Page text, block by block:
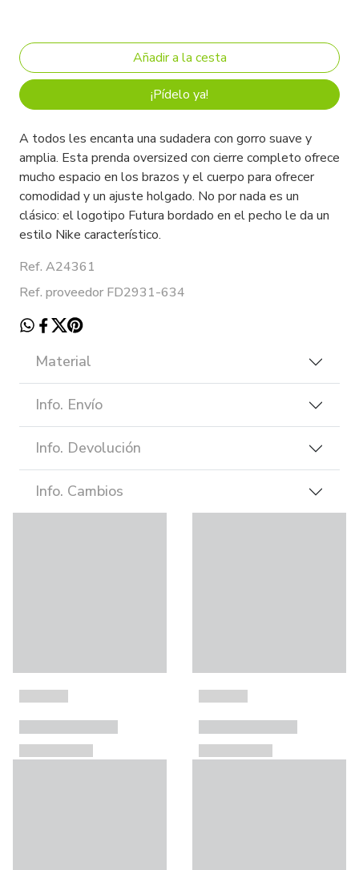
¡Pídelo ya!
A todos les encanta una sudadera con gorro suave y
amplia. Esta prenda oversized con cierre completo ofrece
mucho espacio en los brazos y el cuerpo para ofrecer
comodidad y un ajuste holgado. No por nada es un
clásico: el logotipo Futura bordado en el pecho le da un
estilo Nike característico.
Ref. A24361
Ref. proveedor FD2931-634
Material
Info. Envío
Info. Devolución
Info. Cambios